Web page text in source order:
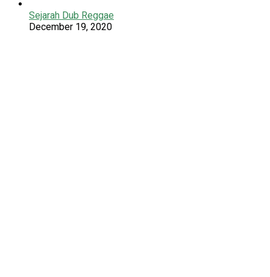
Sejarah Dub Reggae
December 19, 2020